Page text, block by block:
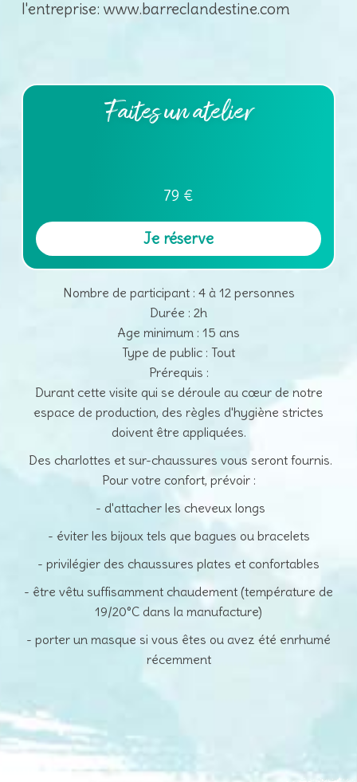
l'entreprise: www.barreclandestine.com
Faites un atelier
79 €
Je réserve
Nombre de participant : 4 à 12 personnes
Durée : 2h
Age minimum : 15 ans
Type de public : Tout
Prérequis :
Durant cette visite qui se déroule au cœur de notre
espace de production, des règles d'hygiène strictes
doivent être appliquées.
Des charlottes et sur-chaussures vous seront fournis.
Pour votre confort, prévoir :
- d'attacher les cheveux longs
- éviter les bijoux tels que bagues ou bracelets
- privilégier des chaussures plates et confortables
- être vêtu suffisamment chaudement (température de
19/20°C dans la manufacture)
- porter un masque si vous êtes ou avez été enrhumé
récemment